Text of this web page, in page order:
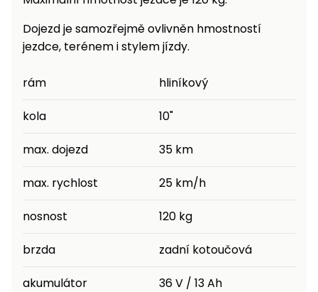
Dojezd je samozřejmě ovlivněn hmostností
jezdce, terénem i stylem jízdy.
rám hliníkový
kola 10"
max. dojezd 35 km
max. rychlost 25 km/h
nosnost 120 kg
brzda zadní kotoučová
akumulátor 36 V / 13 Ah